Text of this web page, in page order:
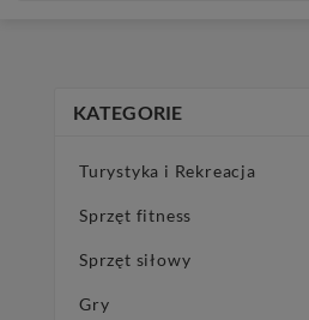
KATEGORIE
Turystyka i Rekreacja
Sprzęt fitness
Sprzęt siłowy
Gry